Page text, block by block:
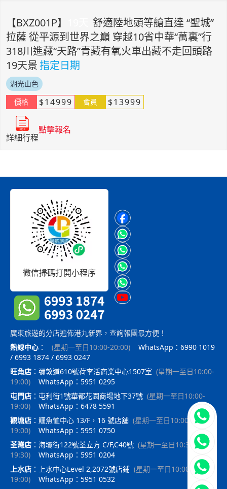
【BXZ001P】
舒適陸地頭等艙直達 “聖城”
拉薩 從平源到世界之巔 穿越10省中華“萬裏”行
318川進藏“天路”青藏有氧火車出藏不走回頭路
19天景指定日期
湖光山色
價格
$14999 會員 $13999
詳細行程
點擊報名
微信掃碼打開小程序
廣東旅遊的分店遍佈港九新界，查詢報團最方便！
熱線中心 ： (星期一至日10:00-20:00)
WhatsApp：6990 1019
/ 6993 1874 / 6993 0247
旺角店 ： 彌敦道610號荷李活商業中心1507室 (星期一至日10:00-
19:00)
WhatsApp：5951 0295
屯門店 ： 屯利街1號華都花園商場地下37號 (星期一至日10:00-
19:00)
WhatsApp：6478 5591
觀塘店 ： 鱷魚恤中心 13/F，16 號店舖 (星期一至日10:00-
19:00)
WhatsApp：5951 0750
荃灣店 ： 海壩街122號荃立方 C/F,C40號 (星期一至日10:30-
19:30)
WhatsApp：5951 0204
上水店 ： 上水中心Level 2,2072號店鋪 (星期一至日10:00-
19:00)
WhatsApp：5951 0532
立即